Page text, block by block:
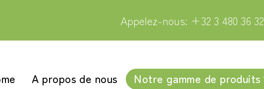
Appelez-nous: +32 3 480 36 32
A propos de nous Notre gamme de produits